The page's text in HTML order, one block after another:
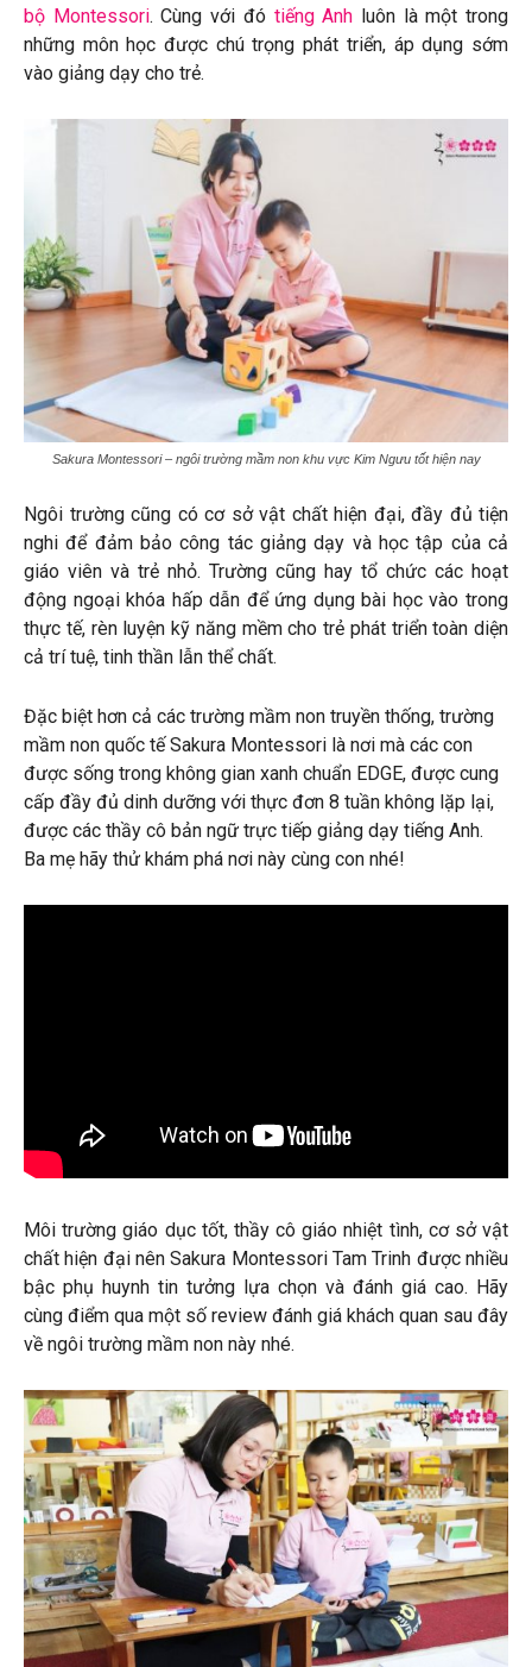
bộ Montessori. Cùng với đótiếng Anh luôn là một trong
những môn học được chú trọng phát triển, áp dụng sớm
vào giảng dạy cho trẻ.
Sakura Montessori – ngôi trường mầm non khu vực Kim Ngưu tốt hiện nay
Ngôi trường cũng có cơ sở vật chất hiện đại, đầy đủ tiện
nghi để đảm bảo công tác giảng dạy và học tập của cả
giáo viên và trẻ nhỏ. Trường cũng hay tổ chức các hoạt
động ngoại khóa hấp dẫn để ứng dụng bài học vào trong
thực tế, rèn luyện kỹ năng mềm cho trẻ phát triển toàn diện
cả trí tuệ, tinh thần lẫn thể chất.
Đặc biệt hơn cả các trường mầm non truyền thống, trường
mầm non quốc tế Sakura Montessori là nơi mà các con
được sống trong không gian xanh chuẩn EDGE, được cung
cấp đầy đủ dinh dưỡng với thực đơn 8 tuần không lặp lại,
được các thầy cô bản ngữ trực tiếp giảng dạy tiếng Anh.
Ba mẹ hãy thử khám phá nơi này cùng con nhé!
Môi trường giáo dục tốt, thầy cô giáo nhiệt tình, cơ sở vật
chất hiện đại nên Sakura Montessori Tam Trinh được nhiều
bậc phụ huynh tin tưởng lựa chọn và đánh giá cao. Hãy
cùng điểm qua một số review đánh giá khách quan sau đây
về ngôi trường mầm non này nhé.